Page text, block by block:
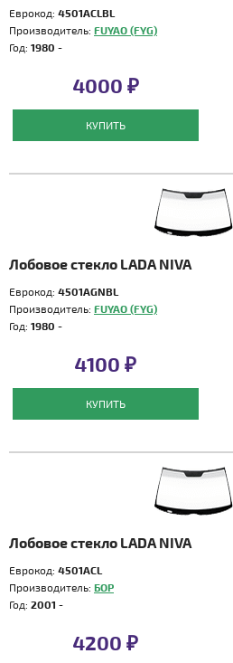
Еврокод: 4501ACLBL
Производитель: FUYAO (FYG)
Год: 1980 -
4000 ₽
КУПИТЬ
Лобовое стекло LADA NIVA
Еврокод: 4501AGNBL
Производитель: FUYAO (FYG)
Год: 1980 -
4100 ₽
КУПИТЬ
Лобовое стекло LADA NIVA
Еврокод: 4501ACL
Производитель: БОР
Год: 2001 -
4200 ₽